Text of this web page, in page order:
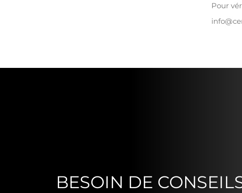
Pour
BESOIN DE